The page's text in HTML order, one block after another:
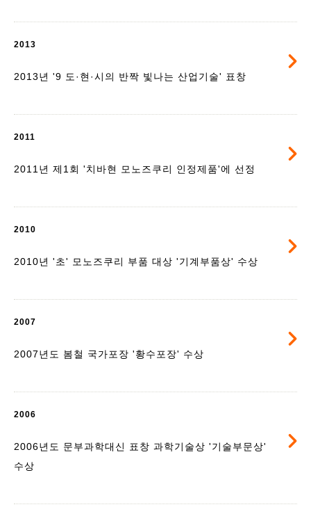
2013
2013년 '9 도·현·시의 반짝 빛나는 산업기술' 표창
2011
2011년 제1회 '치바현 모노즈쿠리 인정제품'에 선정
2010
2010년 '초' 모노즈쿠리 부품 대상 '기계부품상' 수상
2007
2007년도 봄철 국가포장 '황수포장' 수상
2006
2006년도 문부과학대신 표창 과학기술상 '기술부문상'
수상